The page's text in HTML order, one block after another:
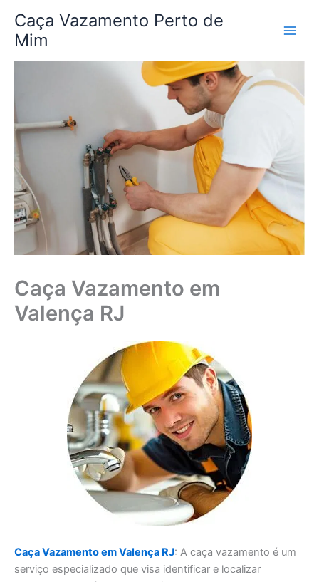
para
conteúdo
Caça Vazamento Perto de
Mim
Caça Vazamento em
Valença RJ
Caça Vazamento em Valença RJ: A caça vazamento é um
serviço especializado que visa identificar e localizar